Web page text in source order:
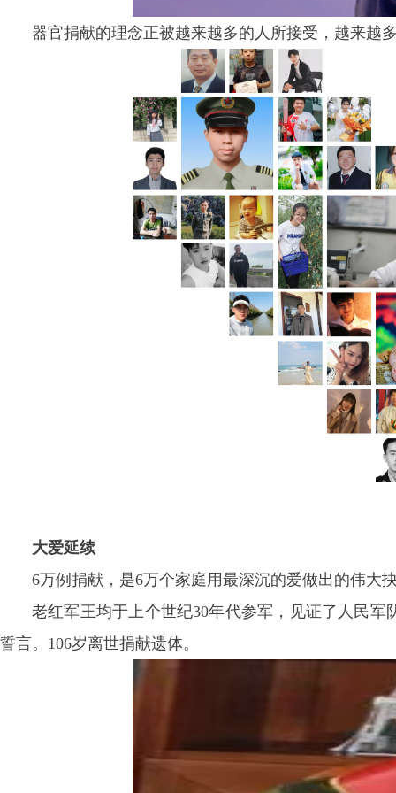
器官捐献的理念正被越来越多的人所接受，越来越
大爱延续
6万例捐献，是6万个家庭用最深沉的爱做出的伟大
老红军王均于上个世纪30年代参军，见证了人民
誓言。106岁离世捐献遗体。